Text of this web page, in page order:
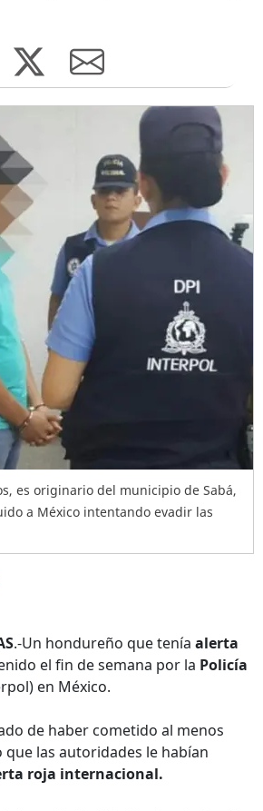
es originario del municipio de Sabá,
a México intentando evadir las
.-Un hondureño que tenía alerta
el fin de semana por la Policía
en México.
de haber cometido al menos
las autoridades le habían
roja internacional.